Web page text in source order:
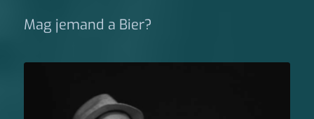
Mag jemand a Bier?